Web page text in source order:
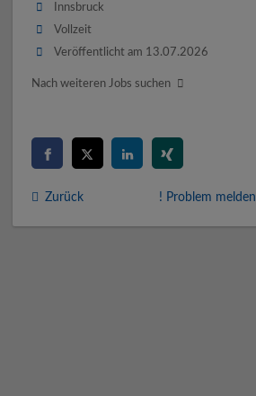
Innsbruck
Vollzeit
Veröffentlicht am 13.07.2026
Nach weiteren Jobs suchen
Zurück ! Problem melden